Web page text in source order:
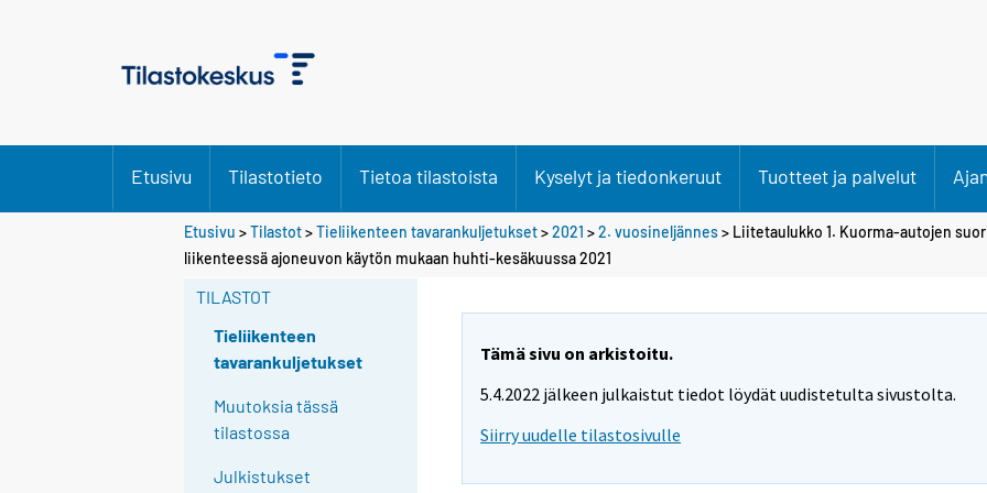
Etusivu Tilastotieto Tietoa tilastoista Kyselyt ja tiedonkeruut Tuotteet ja palvelut
Etusivu >Tilastot>Tieliikenteen tavarankuljetukset>2021 >2. vuosineljännes> Liitetaulukko 1. Kuorma-autojen
liikenteessä ajoneuvon käytön mukaan huhti-kesäkuussa 2021
TILASTOT
Tieliikenteen
tavarankuljetukset
Muutoksia tässä
tilastossa
Julkistukset
Tämä sivu on arkistoitu.
5.4.2022 jälkeen julkaistut tiedot löydät uudistetulta sivustolta.
Siirry uudelle tilastosivulle